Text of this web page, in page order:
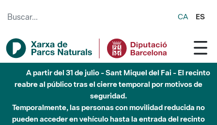
CA ES
A partir del 31 de julio - Sant Miquel del Fai - El recinto
reabre al público tras el cierre temporal por motivos de
seguridad.
Temporalmente, las personas con movilidad reducida no
pueden acceder en vehículo hasta la entrada del recinto